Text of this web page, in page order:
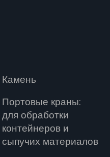
Камень
Портовые краны:
для обработки
контейнеров и
сыпучих материалов